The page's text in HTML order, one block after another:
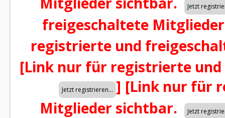
freigeschaltete
registrierte und
[Link nur für registrierte
] [Link nur für
Mitglieder sichtbar.